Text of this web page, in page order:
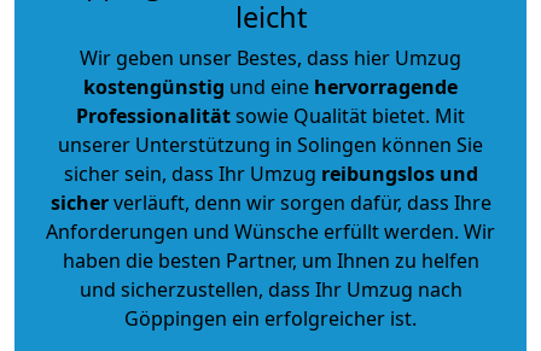
leicht
Wir geben unser Bestes, dass hier Umzug
kostengünstig und eine hervorragende
Professionalitätsowie Qualität bietet. Mit
unserer Unterstützung in Solingen können Sie
sicher sein, dass Ihr Umzug reibungslos und
sicherverläuft, denn wir sorgen dafür, dass Ihre
Anforderungen und Wünsche erfüllt werden. Wir
haben die besten Partner, um Ihnen zu helfen
und sicherzustellen, dass Ihr Umzug nach
Göppingen ein erfolgreicher ist.